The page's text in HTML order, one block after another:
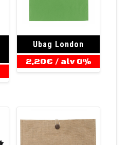
Ubag London
2,20€ / alv 0%